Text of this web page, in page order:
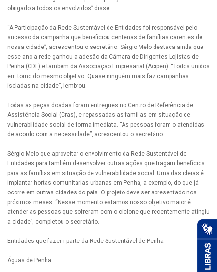
obrigado a todos os envolvidos” disse.
“A Participação da Rede Sustentável de Entidades foi responsável pelo
sucesso da campanha que beneficiou centenas de famílias carentes de
nossa cidade”, acrescentou o secretário. Sérgio Melo destaca ainda que
esse ano a rede ganhou a adesão da Câmara de Dirigentes Lojistas de
Penha (CDL) e também da Associação Empresarial (Acipen). “Todos unidos
em torno do mesmo objetivo. Quase ninguém mais faz campanhas
isoladas na cidade”, lembrou.
Todas as peças doadas foram entregues no Centro de Referência de
Assistência Social (Cras), e repassadas as famílias em situação de
vulnerabilidade social de forma imediata. “As pessoas foram o atendidas
de acordo com a necessidade”, acrescentou o secretário.
Sérgio Melo que aproveitar o envolvimento da Rede Sustentável de
Entidades para também desenvolver outras ações que tragam benefícios
para as famílias em situação de vulnerabilidade social. Uma das ideias é
implantar hortas comunitárias urbanas em Penha, a exemplo, do que já
ocorre em outras cidades do país. O projeto deve ser apresentado nos
próximos meses. “Nesse momento estamos nosso objetivo maior é
atender as pessoas que sofreram com o ciclone que recentemente atingiu
a cidade”, completou o secretário.
Entidades que fazem parte da Rede Sustentável de Penha
Águas de Penha